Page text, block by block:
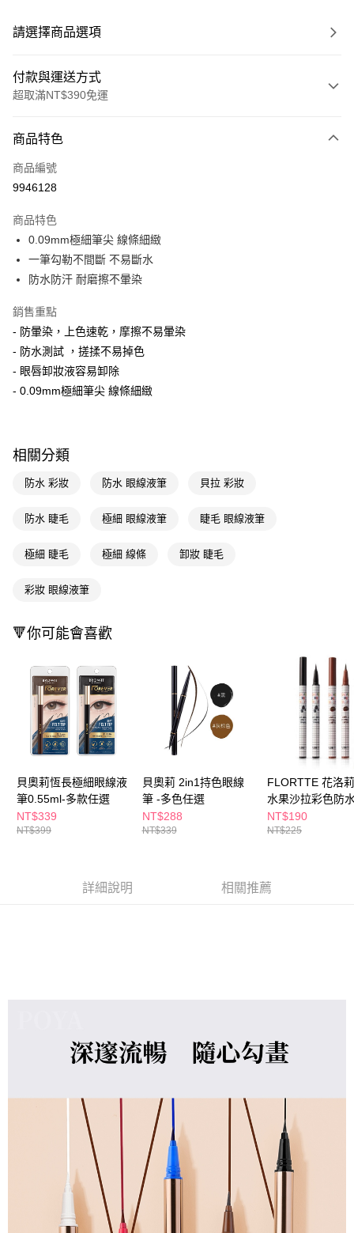
請選擇商品選項
付款與運送方式
超取滿NT$390免運
POYA支付
信用卡一次付款
LINE Pay
Apple Pay
悠遊付
Google Pay
便利好安心！
１．簡單：不需註冊會員、不需綁卡、不需儲值。
２．便利：只要手機號碼，簡訊認證，即可結帳。
３．安心：先確認商品／服務後，再付款。
【「AFTEE先享後付」結帳流程】
結帳頁面，進行簡訊認證並確認金額後，即可完成結帳。
２．訂單成立數日內，您將收到繳費通知簡訊。
ATM／網路銀行／等多元方式進行付款，方視為交易完成。
後付繳納相關費用。
是否繳費成功／繳費後需取消欲退款等相關疑問，請聯繫「AFTEE先享後付
客戶支援中心」https://netprotections.freshdesk.com/support/home
【注意事項】
１．透過由恩沛科技股份有限公司提供之「AFTEE先享後付」服務完成之交
易，需依本服務之必要範圍內提供個人資料，並將交易相關給付款項請求債
權轉讓予恩沛科技股份有限公司。
https://aftee.tw/terms/#terms3
３．未成年的使用者請事先徵得法定代理人或監護人之同意方可使用
「AFTEE先享後付」，若未經同意申辦者引起之損失，本公司不負相關責
任。
４．使用「AFTEE先享後付」時，將依據個別帳號之用戶狀況，依本公司即
恩沛科技股份有限公司將有權停止該用戶之使用額度並採取法律行動。
每筆NT$65，滿NT$390(含以上)免運費
付款後全家取貨
萊爾富取貨付款
每筆NT$65，滿NT$490(含以上)免運費
7-11取貨付款
每筆NT$65，滿NT$490(含以上)免運費
付款後7-11取貨
宅配(本島)
每筆NT$100，滿NT$790(含以上)免運費
商品特色
商品編號
9946128
商品特色
0.09mm極細筆尖 線條細緻
一筆勾勒不間斷 不易斷水
防水防汗 耐磨擦不暈染
銷售重點
- 防暈染，上色速乾，摩擦不易暈染
- 防水測試 ，搓揉不易掉色
- 眼唇卸妝液容易卸除
- 0.09mm極細筆尖 線條細緻
相關分類
防水 彩妝 防水 眼線液筆 貝拉 彩妝
防水 睫毛 極細 眼線液筆 睫毛 眼線液筆
極細 睫毛 極細 線條 卸妝 睫毛
彩妝 眼線液筆
🔻你可能會喜歡
貝奧莉恆長極細眼線液
筆0.55ml-多款任選
NT$339
NT$399
貝奧莉 2in1持色眼線
筆 -多色任選
NT$288
NT$339
FLORTTE 花洛
水果沙拉彩色防
液筆 (兩色可選)
NT$190
NT$225
詳細說明 相關推薦